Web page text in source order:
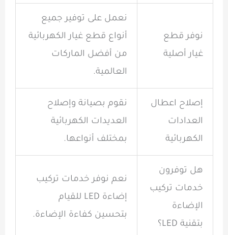
نوفر قطع
غيار أصلية
نعمل على توفير جميع
أنواع قطع غيار الكهربائية
من أفضل الماركات
العالمية.
إصلاح اعطال
العدادات
الكهربائية
نقوم بصيانة وإصلاح
العديدات الكهربائية
بمختلف أنواعها.
هل توفرون
خدمات تركيب
الإضاءة
بتقنية LED؟
نعم نوفر خدمات تركيب
إضاءة LED للقيام
بتحسين كفاءة الإضاءة.